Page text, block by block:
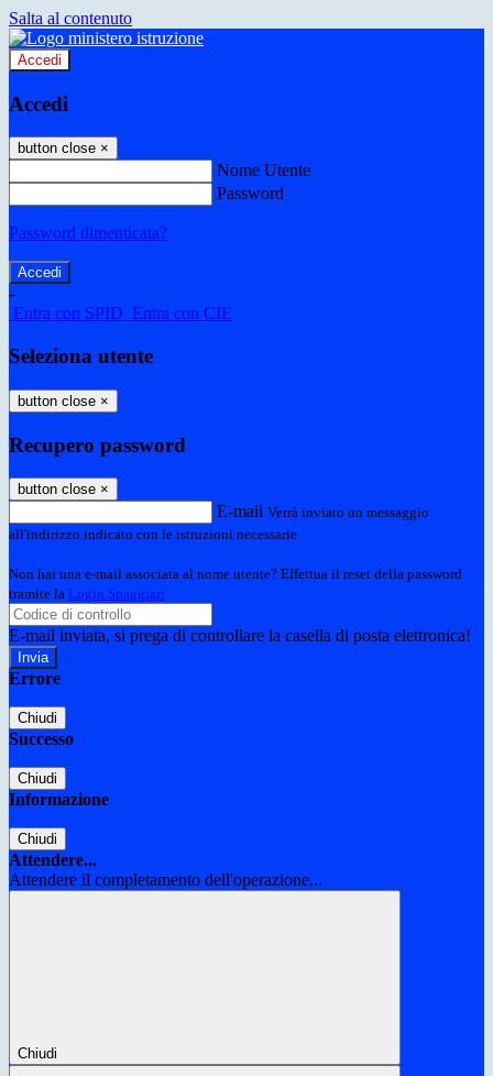
Salta al contenuto
Accedi
Accedi
button close ×
Nome Utente
Password
Password dimenticata?
-
Entra con SPID Entra con CIE
Seleziona utente
button close ×
Recupero password
button close ×
E-mail Verrà inviato un messaggio
all'indirizzo indicato con le istruzioni necessarie.
Non hai una e-mail associata al nome utente? Effettua il reset della password
tramite la Login Spaggiari
E-mail inviata, si prega di controllare la casella di posta elettronica!
Errore
Chiudi
Successo
Chiudi
Informazione
Chiudi
Attendere...
Attendere il completamento dell'operazione...
Chiudi